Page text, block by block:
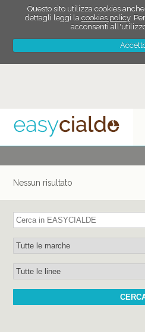
Questo sito utilizza cookies
dettagli leggi la cookies policy.
acconsenti
Nessun risultato